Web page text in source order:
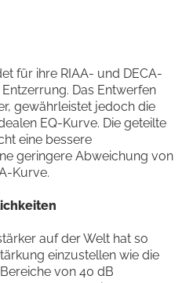
für ihre RIAA- und DECA-
Das Entwerfen
gewährleistet jedoch die
EQ-Kurve. Die geteilte
eine bessere
geringere Abweichung von
Kurve.
auf der Welt hat so
einzustellen wie die
von 40 dB